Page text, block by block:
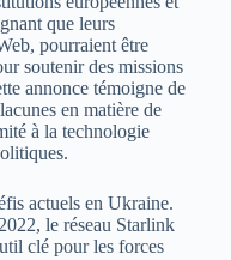
que leurs
pourraient être
soutenir des missions
annonce témoigne de
en matière de
à la technologie
actuels en Ukraine.
le réseau Starlink
clé pour les forces